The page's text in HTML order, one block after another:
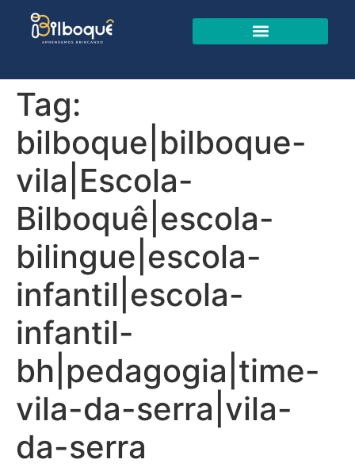
Tag:
bilboque|bilboque-
vila|Escola-
Bilboquê|escola-
bilingue|escola-
infantil|escola-
infantil-
bh|pedagogia|time-
vila-da-serra|vila-
da-serra